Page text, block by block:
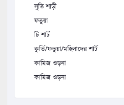
সুতি শাড়ী
ফতুয়া
টি শার্ট
কুর্তি/ফতুয়া/মহিলাদের শার্ট
কামিজ ওড়না
কামিজ ওড়না